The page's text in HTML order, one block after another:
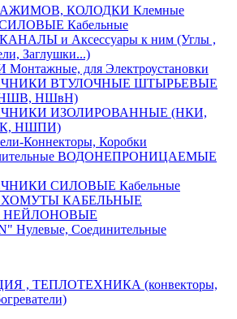
КОЛОДКИ Клемные
Кабельные
и Аксессуары к ним (Углы ,
Заглушки...)
для Электроустановки
ВТУЛОЧНЫЕ ШТЫРЬЕВЫЕ
НШвН)
ИЗОЛИРОВАННЫЕ (НКИ,
НШПИ)
Коннекторы, Коробки
ВОДОНЕПРОНИЦАЕМЫЕ
СИЛОВЫЕ Кабельные
КАБЕЛЬНЫЕ
НЕЙЛОНОВЫЕ
Соединительные
, ТЕПЛОТЕХНИКА (конвекторы,